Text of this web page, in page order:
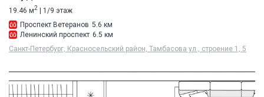
19.46 м2 | 1/9 этаж
Проспект Ветеранов 5.6 км
Ленинский проспект 6.5 км
Санкт-Петербург, Красносельский район, Тамбасова ул., строение 1, 5